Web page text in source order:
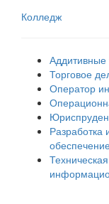
Колледж
Аддитивные
Торговое
Оператор